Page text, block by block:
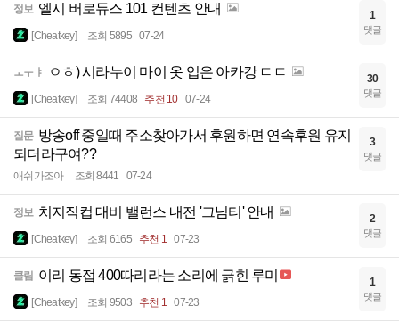
정보 엘시 버로듀스 101 컨텐츠 안내
[Cheatkey] 조회 5895 07-24
1
댓글
ㅗㅜㅑ ㅇㅎ) 시라누이 마이 옷 입은 아카캉 ㄷㄷ
[Cheatkey] 조회 74408 추천 10 07-24
30
댓글
질문 방송off 중일때 주소찾아가서 후원하면 연속후원 유지
되더라구여??
애쉬가조아 조회 8441 07-24
3
댓글
정보 치지직컵 대비 밸런스 내전 '그님티' 안내
[Cheatkey] 조회 6165 추천 1 07-23
2
댓글
클립 이리 동접 400따리라는 소리에 긁힌 루미
[Cheatkey] 조회 9503 추천 1 07-23
1
댓글